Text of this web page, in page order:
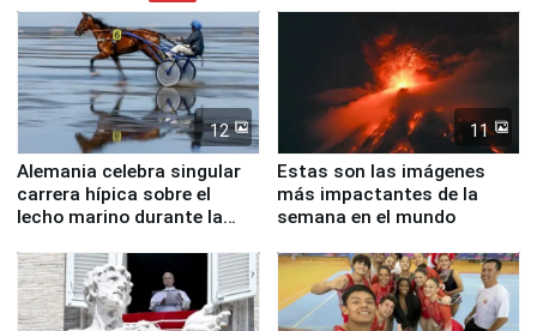
12
Alemania celebra singular
carrera hípica sobre el
lecho marino durante la
11
Estas son las imágenes
más impactantes de la
semana en el mundo